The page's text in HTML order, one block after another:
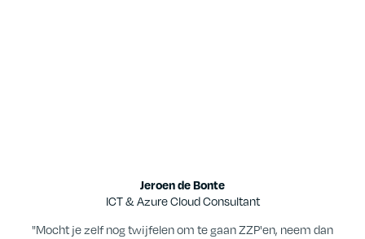
Jeroen de Bonte
ICT & Azure Cloud Consultant
"Mocht je zelf nog twijfelen om te gaan ZZP'en, neem dan